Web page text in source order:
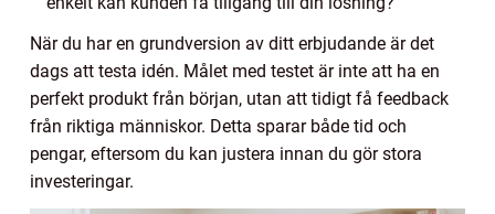
När du har en grundversion av ditt erbjudande är det
dags att testa idén. Målet med testet är inte att ha en
perfekt produkt från början, utan att tidigt få feedback
från riktiga människor. Detta sparar både tid och
pengar, eftersom du kan justera innan du gör stora
investeringar.